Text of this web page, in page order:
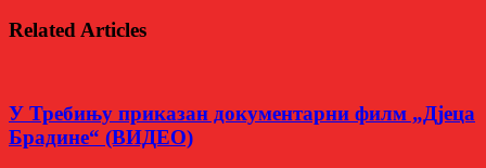
Related Articles
У Требињу приказан документарни филм „Дјеца
Брадине“ (ВИДЕО)